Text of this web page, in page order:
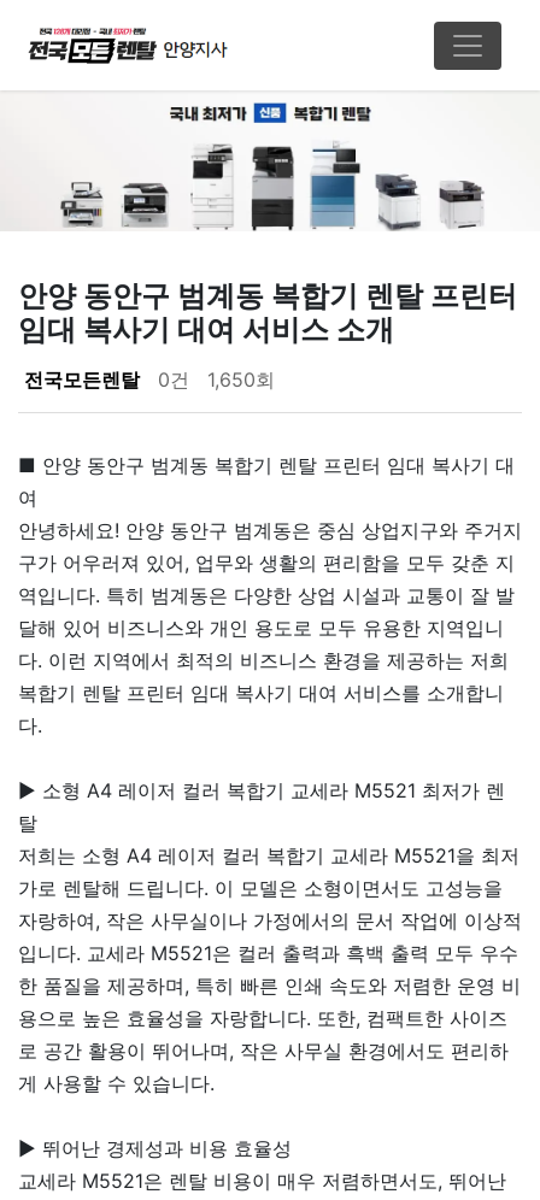
안양 동안구 범계동 복합기 렌탈 프린터
임대 복사기 대여 서비스 소개
페이지 정보
전국모든렌탈 0건 1,650회
■ 안양 동안구 범계동 복합기 렌탈 프린터 임대 복사기 대
여
안녕하세요! 안양 동안구 범계동은 중심 상업지구와 주거지
구가 어우러져 있어, 업무와 생활의 편리함을 모두 갖춘 지
역입니다. 특히 범계동은 다양한 상업 시설과 교통이 잘 발
달해 있어 비즈니스와 개인 용도로 모두 유용한 지역입니
다. 이런 지역에서 최적의 비즈니스 환경을 제공하는 저희
복합기 렌탈 프린터 임대 복사기 대여 서비스를 소개합니
다.
▶ 소형 A4 레이저 컬러 복합기 교세라 M5521 최저가 렌
탈
저희는 소형 A4 레이저 컬러 복합기 교세라 M5521을 최저
가로 렌탈해 드립니다. 이 모델은 소형이면서도 고성능을
자랑하여, 작은 사무실이나 가정에서의 문서 작업에 이상적
입니다. 교세라 M5521은 컬러 출력과 흑백 출력 모두 우수
한 품질을 제공하며, 특히 빠른 인쇄 속도와 저렴한 운영 비
용으로 높은 효율성을 자랑합니다. 또한, 컴팩트한 사이즈
로 공간 활용이 뛰어나며, 작은 사무실 환경에서도 편리하
게 사용할 수 있습니다.
▶ 뛰어난 경제성과 비용 효율성
교세라 M5521은 렌탈 비용이 매우 저렴하면서도, 뛰어난